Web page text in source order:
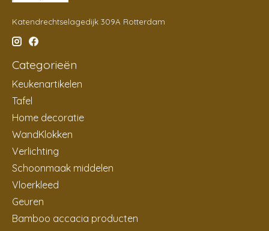
Katendrechtselagedijk 309A Rotterdam
Categorieën
Keukenartikelen
Tafel
Home decoratie
WandKlokken
Verlichting
Schoonmaak middelen
Vloerkleed
Geuren
Bamboo accacia producten